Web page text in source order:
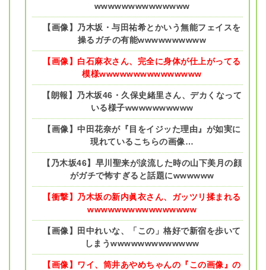
wwwwwwwwwwwwww
【画像】乃木坂・与田祐希とかいう無能フェイスを
操るガチの有能wwwwwwwwww
【画像】白石麻衣さん、完全に身体が仕上がってる
模様wwwwwwwwwwwwwww
【朗報】乃木坂46・久保史緒里さん、デカくなって
いる様子wwwwwwwwww
【画像】中田花奈が『目をイジッた理由』が如実に
現れているこちらの画像…
【乃木坂46】早川聖来が涙流した時の山下美月の顔
がガチで怖すぎると話題にwwwwww
【衝撃】乃木坂の新内眞衣さん、ガッツリ揉まれる
wwwwwwwwwwwwwwww
【画像】田中れいな、「この」格好で新宿を歩いて
しまうwwwwwwwwwwwww
【画像】ワイ、筒井あやめちゃんの『この画像』の